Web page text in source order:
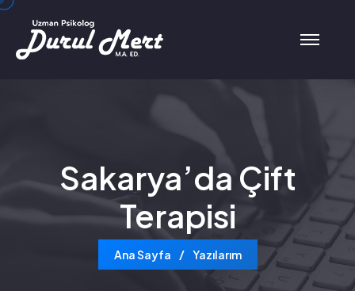
Sakarya’da Çift
Terapisi
Ana Sayfa Yazılarım